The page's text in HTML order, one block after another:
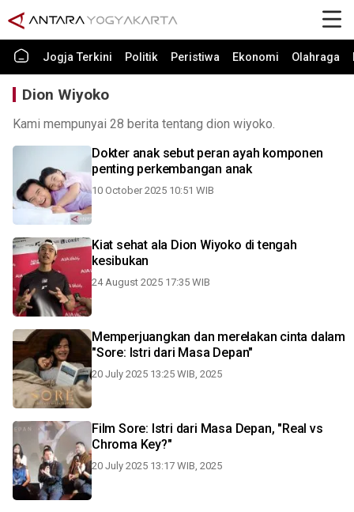
Jogja Terkini Politik Peristiwa Ekonomi Olahraga
Dion Wiyoko
Kami mempunyai 28 berita tentang dion wiyoko.
Dokter anak sebut peran ayah komponen
penting perkembangan anak
10 October 2025 10:51 WIB
Kiat sehat ala Dion Wiyoko di tengah
kesibukan
24 August 2025 17:35 WIB
Memperjuangkan dan merelakan cinta dalam
"Sore: Istri dari Masa Depan"
20 July 2025 13:25 WIB, 2025
Film Sore: Istri dari Masa Depan, "Real vs
Chroma Key?"
20 July 2025 13:17 WIB, 2025